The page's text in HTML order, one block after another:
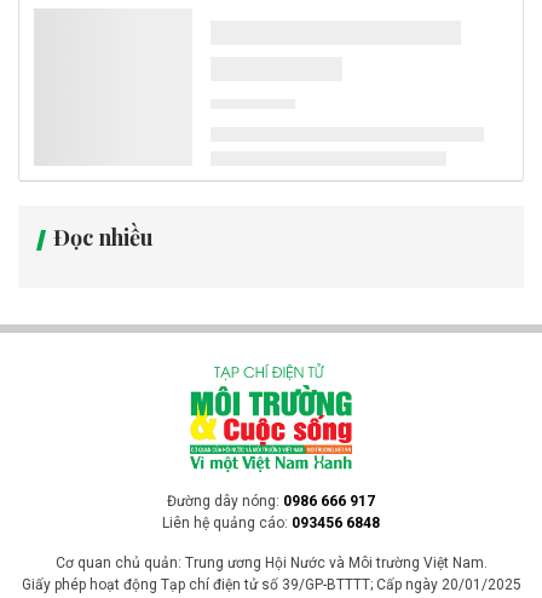
Đọc nhiều
Đường dây nóng: 0986 666 917
Liên hệ quảng cáo: 093456 6848
Cơ quan chủ quản: Trung ương Hội Nước và Môi trường Việt Nam.
Giấy phép hoạt động Tạp chí điện tử số 39/GP-BTTTT; Cấp ngày 20/01/2025